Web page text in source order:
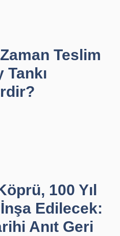
Teslim
100 Yıl
Edilecek:
Anıt Geri